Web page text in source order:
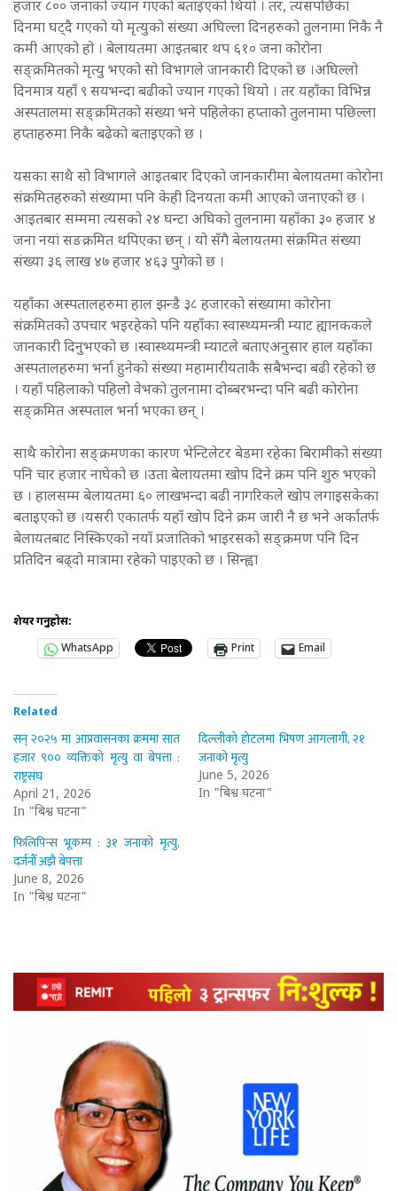
हजार ८०० जनाको ज्यान गएको बताइएको थियो । तर, त्यसपछिका
दिनमा घट्दै गएको यो मृत्युको संख्या अघिल्ला दिनहरुको तुलनामा निकै नै
कमी आएको हो । बेलायतमा आइतबार थप ६१० जना कोरोना
सङ्क्रमितको मृत्यु भएको सो विभागले जानकारी दिएको छ ।अघिल्लो
दिनमात्र यहाँ ९ सयभन्दा बढीको ज्यान गएको थियो । तर यहाँका विभिन्न
अस्पतालमा सङ्क्रमितको संख्या भने पहिलेका हप्ताको तुलनामा पछिल्ला
हप्ताहरुमा निकै बढेको बताइएको छ ।
यसका साथै सो विभागले आइतबार दिएको जानकारीमा बेलायतमा कोरोना
संक्रमितहरुको संख्यामा पनि केही दिनयता कमी आएको जनाएको छ ।
आइतबार सम्ममा त्यसको २४ घन्टा अघिको तुलनामा यहाँका ३० हजार ४
जना नयां सङक्रमित थपिएका छन् । यो सँगै बेलायतमा संक्रमित संख्या
संख्या ३६ लाख ४७ हजार ४६३ पुगेको छ ।
यहाँका अस्पतालहरुमा हाल झन्डै ३८ हजारको संख्यामा कोरोना
संक्रमितको उपचार भइरहेको पनि यहाँका स्वास्थ्यमन्त्री म्याट ह्यानककले
जानकारी दिनुभएको छ ।स्वास्थ्यमन्त्री म्याटले बताएअनुसार हाल यहाँका
अस्पतालहरुमा भर्ना हुनेको संख्या महामारीयताकै सबैभन्दा बढी रहेको छ
। यहाँ पहिलाको पहिलो वेभको तुलनामा दोब्बरभन्दा पनि बढी कोरोना
सङ्क्रमित अस्पताल भर्ना भएका छन् ।
साथै कोरोना सङ्क्रमणका कारण भेन्टिलेटर बेडमा रहेका बिरामीको संख्या
पनि चार हजार नाघेको छ ।उता बेलायतमा खोप दिने क्रम पनि शुरु भएको
छ । हालसम्म बेलायतमा ६० लाखभन्दा बढी नागरिकले खोप लगाइसकेका
बताइएको छ ।यसरी एकातर्फ यहाँ खोप दिने क्रम जारी नै छ भने अर्कातर्फ
बेलायतबाट निस्किएको नयाँ प्रजातिको भाइरसको सङ्क्रमण पनि दिन
प्रतिदिन बढ्दो मात्रामा रहेको पाइएको छ । सिन्ह्वा
शेयर गर्नुहोस:
WhatsApp
Print Email
Related
सन् २०२५ मा आप्रवासनका क्रममा सात
हजार ९०० व्यक्तिको मृत्यु वा बेपत्ता :
राष्ट्रसंघ
April 21, 2026
In "बिश्व घटना"
दिल्लीको होटलमा भिषण आगलागी, २१
जनाको मृत्यु
June 5, 2026
In "बिश्व घटना"
फिलिपिन्स भूकम्प : ३१ जनाको मृत्यु,
दर्जनौँ अझै बेपत्ता
June 8, 2026
In "बिश्व घटना"